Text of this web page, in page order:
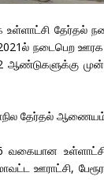
தேர்தல்
நடைபெற ஊரக
2 ஆண்டுகளுக்கு
தேர்தல்
ஊராட்சி,